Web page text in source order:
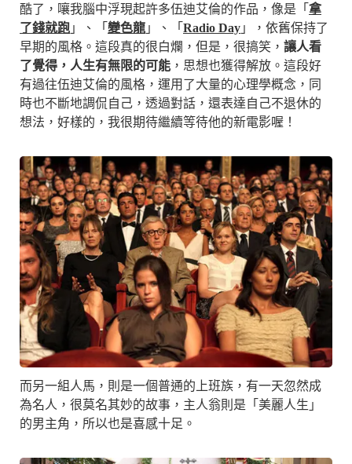
酷了，嚷我腦中浮現起許多伍迪艾倫的作品，像是「 拿
了錢就跑 」、「 變色龍 」、「 Radio Day 」，依舊保持了
早期的風格。這段真的很白爛，但是，很搞笑， 讓人看
了覺得，人生有無限的可能 ，思想也獲得解放。這段好
有過往伍迪艾倫的風格，運用了大量的心理學概念，同
時也不斷地調侃自己，透過對話，還表達自己不退休的
想法，好樣的，我很期待繼續等待他的新電影喔！
而另一組人馬，則是一個普通的上班族，有一天忽然成
為名人，很莫名其妙的故事，主人翁則是「美麗人生」
的男主角，所以也是喜感十足。